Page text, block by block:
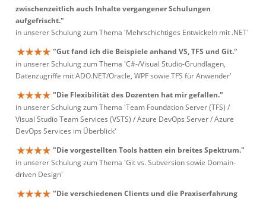
zwischenzeitlich auch Inhalte vergangener Schulungen
aufgefrischt."
in unserer Schulung zum Thema 'Mehrschichtiges Entwickeln mit .NET'
"Gut fand ich die Beispiele anhand VS, TFS und Git."
in unserer Schulung zum Thema 'C#-/Visual Studio-Grundlagen,
Datenzugriffe mit ADO.NET/Oracle, WPF sowie TFS für Anwender'
"Die Flexibilität des Dozenten hat mir gefallen."
in unserer Schulung zum Thema 'Team Foundation Server (TFS) /
Visual Studio Team Services (VSTS) / Azure DevOps Server / Azure
DevOps Services im Überblick'
"Die vorgestellten Tools hatten ein breites Spektrum."
in unserer Schulung zum Thema 'Git vs. Subversion sowie Domain-
driven Design'
"Die verschiedenen Clients und die Praxiserfahrung